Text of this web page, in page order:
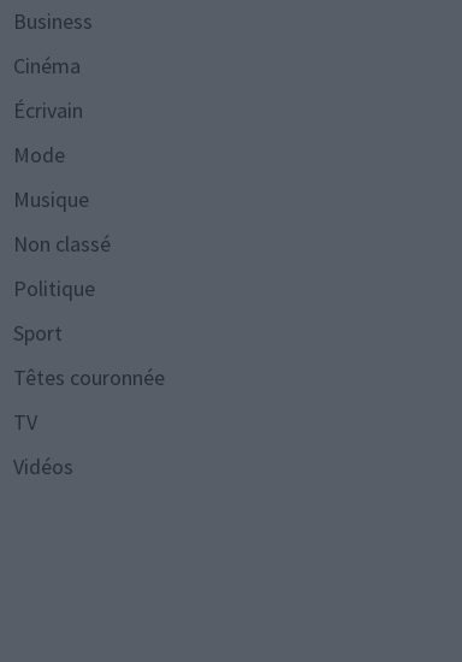
Business
Cinéma
Écrivain
Mode
Musique
Non classé
Politique
Sport
Têtes couronnée
TV
Vidéos